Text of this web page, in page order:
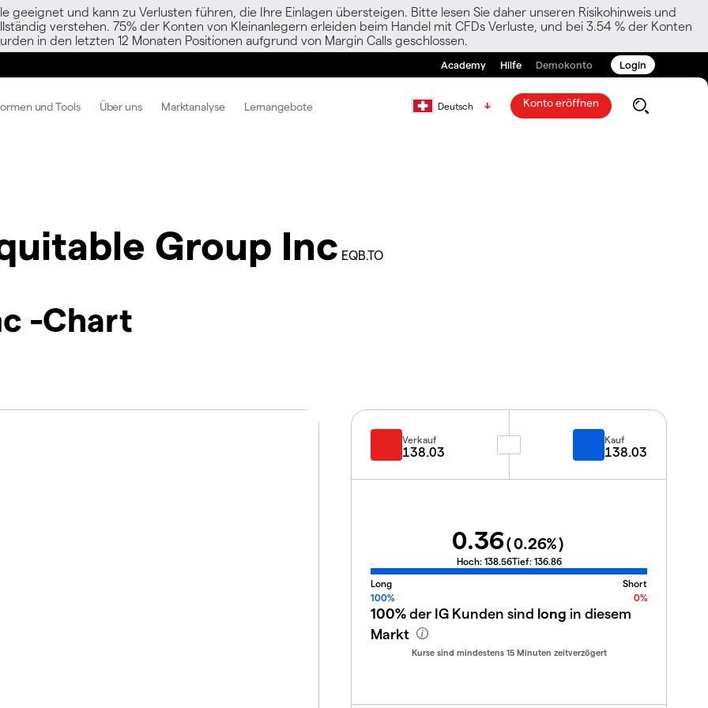
geeignet und kann zu Verlusten führen, die Ihre Einlagen übersteigen. Bitte lesen Sie daher unseren Risikohinweis und
verstehen. 75% der Konten von Kleinanlegern erleiden beim Handel mit CFDs Verluste, und bei 3.54 % der Konten
in den letzten 12 Monaten Positionen aufgrund von Margin Calls geschlossen.
Academy Hilfe Demokonto Login
und Tools Über uns Marktanalyse Lernangebote Deutsch Konto eröffnen
Group Inc EQB.TO
-Chart
Verkauf
138.03
Kauf
138.03
0.36(0.26%)
Hoch: 138.56Tief: 136.86
Long
Short
100%
0%
100%der IG Kunden sind long in diesem
Markt
Kurse sind mindestens 15 Minuten zeitverzögert